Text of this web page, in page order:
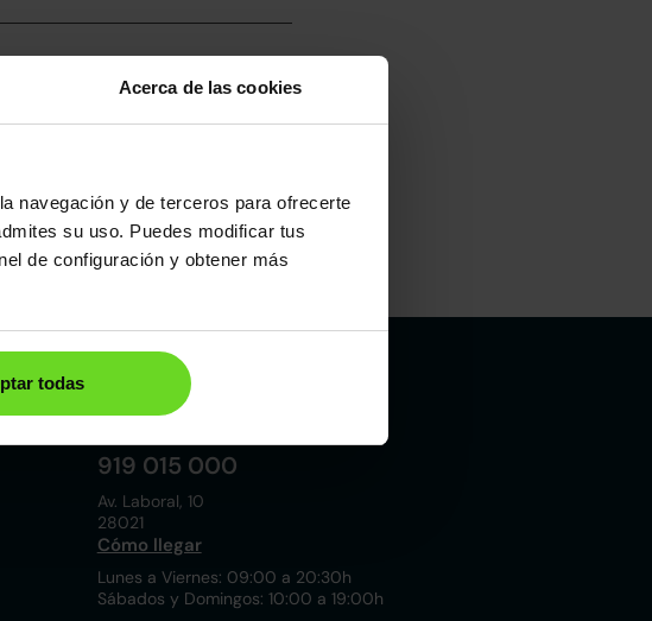
Acerca de las cookies
navegación y de terceros para ofrecerte
su uso. Puedes modificar tus
de configuración y obtener más
todas
Consumo mixto
6.8l/100
919 015 000
Av. Laboral, 10
28021
Cómo llegar
Lunes a Viernes: 09:00 a 20:30h
Sábados y Domingos: 10:00 a 19:00h